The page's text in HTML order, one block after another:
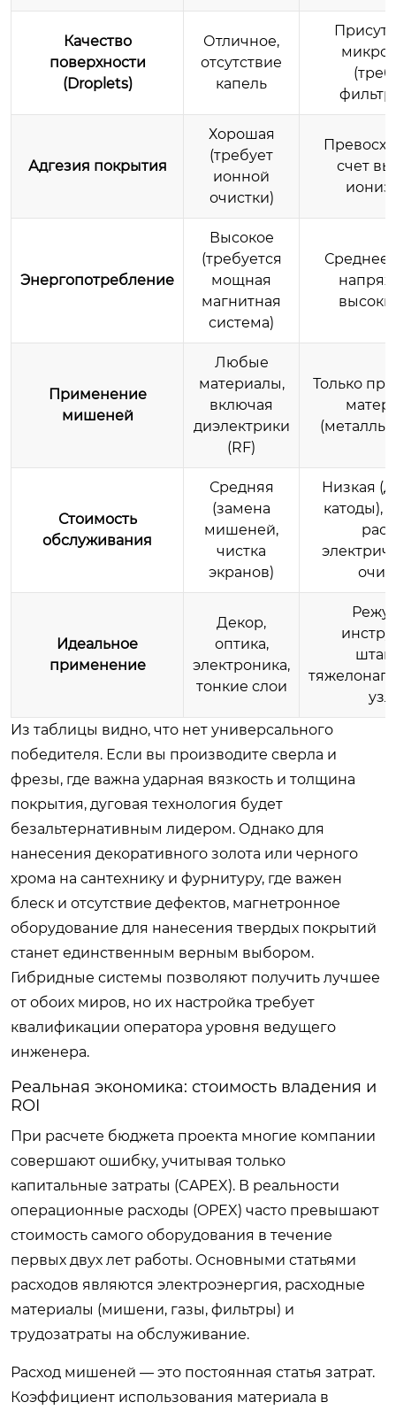
Качество
поверхности
(Droplets)
Отличное,
отсутствие
капель
Адгезия покрытия
Хорошая
(требует
ионной
очистки)
счет
Энергопотребление
Высокое
(требуется
мощная
магнитная
система)
Среднее
Применение
мишеней
Любые
материалы,
включая
диэлектрики
(RF)
Только
(металлы,
Стоимость
обслуживания
Средняя
(замена
мишеней,
чистка
экранов)
Низкая
катоды),
Идеальное
применение
Декор,
оптика,
электроника,
тонкие слои
Из таблицы видно, что нет универсального
победителя. Если вы производите сверла и
фрезы, где важна ударная вязкость и толщина
покрытия, дуговая технология будет
безальтернативным лидером. Однако для
нанесения декоративного золота или черного
хрома на сантехнику и фурнитуру, где важен
блеск и отсутствие дефектов, магнетронное
оборудование для нанесения твердых покрытий
станет единственным верным выбором.
Гибридные системы позволяют получить лучшее
от обоих миров, но их настройка требует
квалификации оператора уровня ведущего
инженера.
Реальная экономика: стоимость владения и
ROI
При расчете бюджета проекта многие компании
совершают ошибку, учитывая только
капитальные затраты (CAPEX). В реальности
операционные расходы (OPEX) часто превышают
стоимость самого оборудования в течение
первых двух лет работы. Основными статьями
расходов являются электроэнергия, расходные
материалы (мишени, газы, фильтры) и
трудозатраты на обслуживание.
Расход мишеней — это постоянная статья затрат.
Коэффициент использования материала в